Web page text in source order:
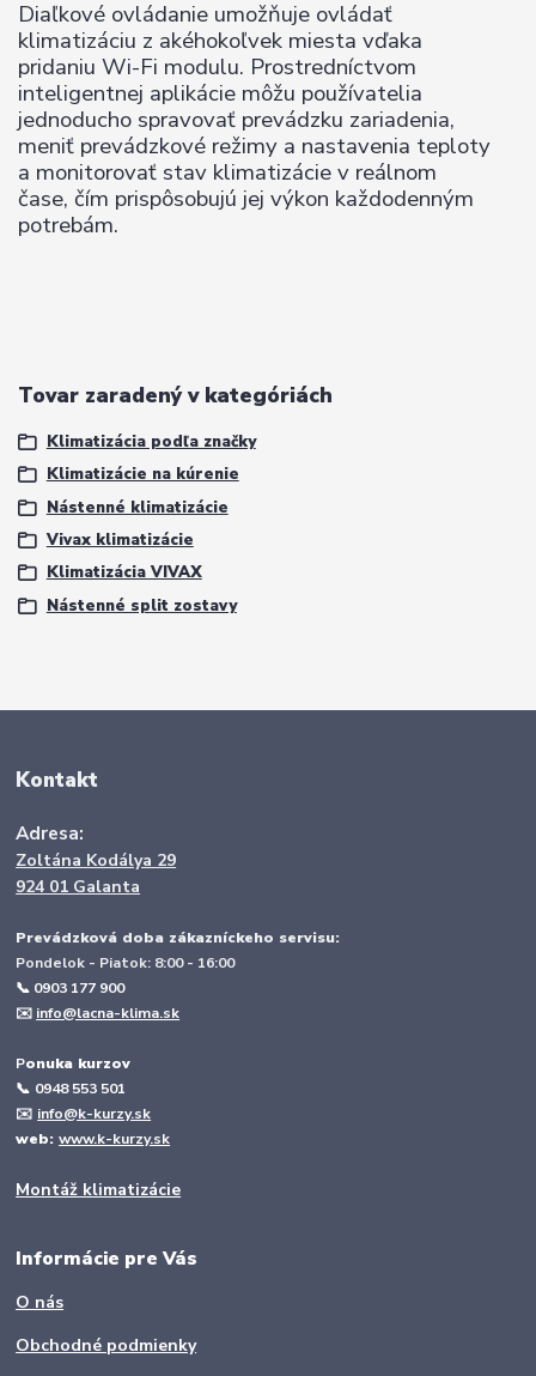
Diaľkové ovládanie umožňuje ovládať
klimatizáciu z akéhokoľvek miesta vďaka
pridaniu Wi-Fi modulu. Prostredníctvom
inteligentnej aplikácie môžu používatelia
jednoducho spravovať prevádzku zariadenia,
meniť prevádzkové režimy a nastavenia teploty
a monitorovať stav klimatizácie v reálnom
čase, čím prispôsobujú jej výkon každodenným
potrebám.
Tovar zaradený v kategóriách
Klimatizácia podľa značky
Klimatizácie na kúrenie
Nástenné klimatizácie
Vivax klimatizácie
Klimatizácia VIVAX
Nástenné split zostavy
Kontakt
Adresa:
Zoltána Kodálya 29
924 01 Galanta
Prevádzková doba zákazníckeho servisu:
Pondelok - Piatok: 8:00 - 16:00
📞 0903 177 900
✉️ info@lacna-klima.sk
Ponuka kurzov
📞 0948 553 501
✉️ info@k-kurzy.sk
web:www.k-kurzy.sk
Montáž klimatizácie
Informácie pre Vás
O nás
Obchodné podmienky